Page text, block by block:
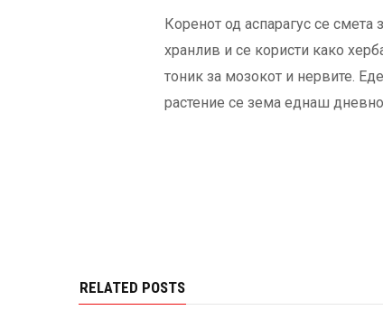
Коренот од аспарагус се смета
хранлив и се користи како
тоник за мозокот и нервите.
растение се зема еднаш
RELATED POSTS